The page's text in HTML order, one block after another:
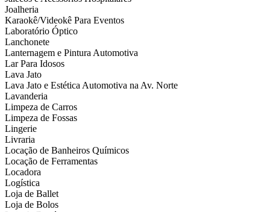
Joalheria
Karaokê/Videokê Para Eventos
Laboratório Óptico
Lanchonete
Lanternagem e Pintura Automotiva
Lar Para Idosos
Lava Jato
Lava Jato e Estética Automotiva na Av. Norte
Lavanderia
Limpeza de Carros
Limpeza de Fossas
Lingerie
Livraria
Locação de Banheiros Químicos
Locação de Ferramentas
Locadora
Logística
Loja de Ballet
Loja de Bolos